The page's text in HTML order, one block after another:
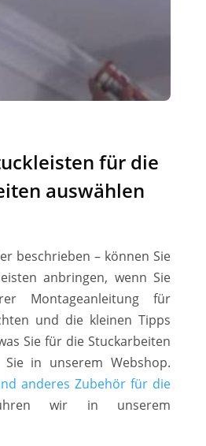
für die
auswählen
beschrieben – können Sie
anbringen, wenn Sie
Montageanleitung für
und die kleinen Tipps
Sie für die Stuckarbeiten
in unserem Webshop.
anderes Zubehör für die
wir in unserem